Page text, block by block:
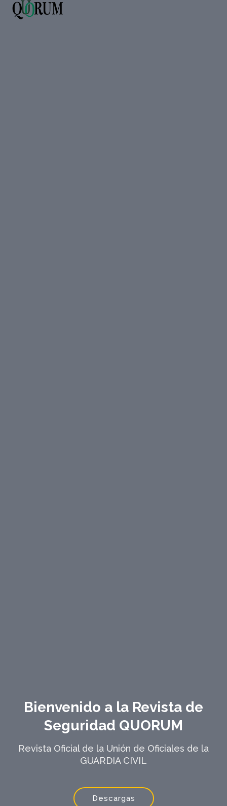
Bienvenido a la Revista de
Seguridad QUORUM
Revista Oficial de la Unión de Oficiales de la
GUARDIA CIVIL
Descargas